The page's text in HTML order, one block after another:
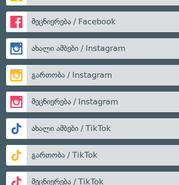
მეცნიერება / Facebook
ახალი ამბები / Instagram
გართობა / Instagram
მეცნიერება / Instagram
ახალი ამბები / TikTok
გართობა / TikTok
მეცნიერება / TikTok